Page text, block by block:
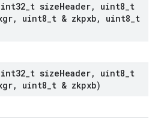
t sizeHeader, uint8 t
, uint8 t & zkpxb, uint8 t
t sizeHeader, uint8 t
, uint8 t & zkpxb)